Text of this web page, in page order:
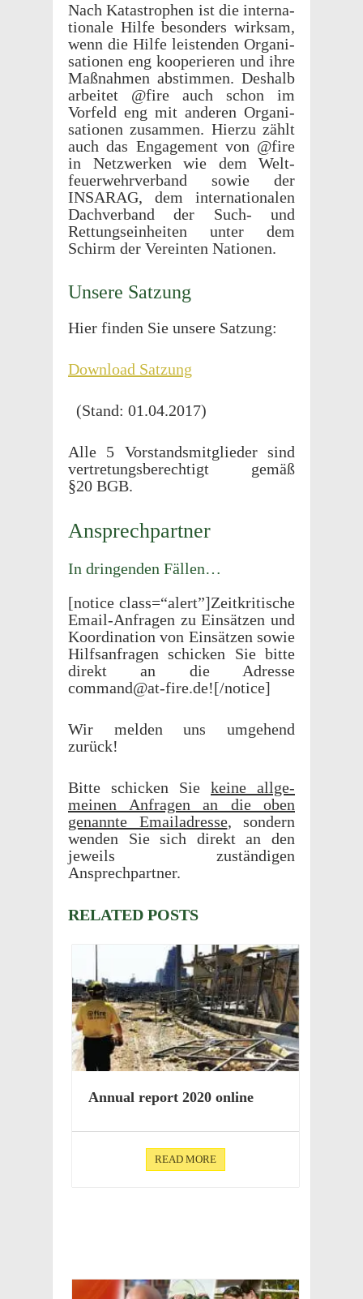
Nach Katas­tro­phen ist die inter­na­
tionale Hilfe beson­ders wirk­sam,
wenn die Hilfe leis­ten­den Organ­i­
sa­tio­nen eng kooperieren und ihre
Maßnah­men abstim­men. Deshalb
arbeitet @fire auch schon im
Vorfeld eng mit anderen Organ­i­
sa­tio­nen zusam­men. Hierzu zählt
auch das Engage­ment von @fire
in Netzw­erken wie dem Welt­
feuer­wehrver­band sowie der
INSARAG, dem inter­na­tionalen
Dachver­band der Such- und
Rettung­sein­heiten unter dem
Schirm der Vere­in­ten Nationen.
Unsere Satzung
Hier finden Sie unsere Satzung:
Down­load Satzung
(Stand: 01.04.2017)
Alle 5 Vorstandsmit­glieder sind
vertre­tungs­berechtigt gemäß
§20 BGB.
Ansprech­part­ner
In drin­gen­den Fällen…
[notice class=“alert”]Zeitkritische
Email-Anfra­gen zu Einsätzen und
Koor­di­na­tion von Einsätzen sowie
Hilf­san­fra­gen schicken Sie bitte
direkt an die Adresse
command@at-fire.de![/notice]
Wir melden uns umge­hend
zurück!
Bitte schicken Sie keine allge­
meinen Anfra­gen an die oben
genan­nte Emailadresse, sondern
wenden Sie sich direkt an den
jeweils zuständi­gen
Ansprechpartner.
RELATED POSTS
Annual report 2020 online
READ MORE